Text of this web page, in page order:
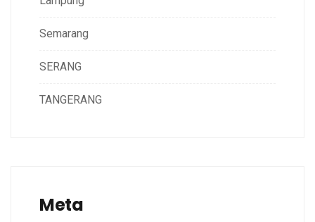
Semarang
SERANG
TANGERANG
Meta